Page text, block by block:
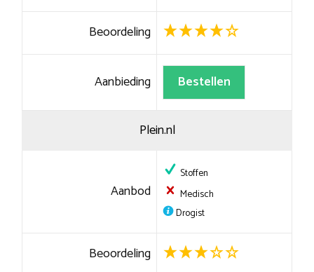
Beoordeling
Aanbieding Bestellen
Plein.nl
Aanbod
Stoffen
Medisch
Drogist
Beoordeling